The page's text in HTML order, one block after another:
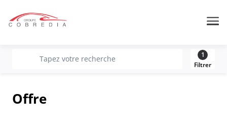
recherche
Tapez votre recherche
1
Filtrer
Offre